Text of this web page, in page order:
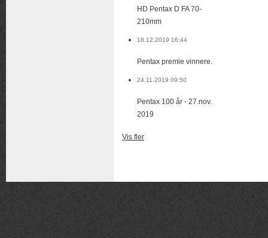
HD Pentax D FA 70-
210mm
18.12.2019 16:44
Pentax premie vinnere.
24.11.2019 09:50
Pentax 100 år - 27.nov.
2019
Vis fler